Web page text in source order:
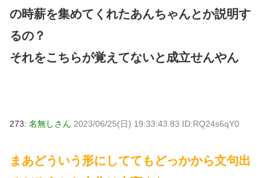
の時薪を集めてくれたあんちゃんとか説明す
るの？
それをこちらが覚えてないと成立せんやん
273: 名無しさん 2023/06/25(日) 19:33:43.83 ID:RQ24s6qY0
まあどういう形にしててもどっかから文句出